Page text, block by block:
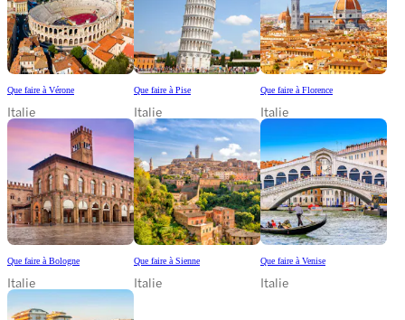
Que faire à Vérone
Italie
Que faire à Pise
Italie
Que faire à Florence
Italie
Que faire à Bologne
Italie
Que faire à Sienne
Italie
Que faire à Venise
Italie